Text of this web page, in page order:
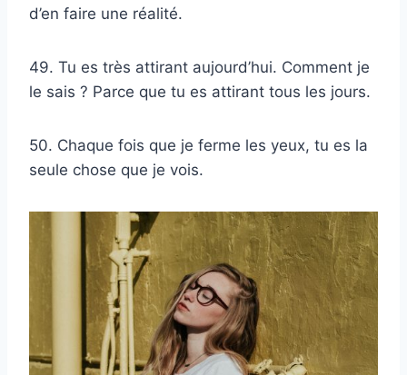
d’en faire une réalité.
49. Tu es très attirant aujourd’hui. Comment je
le sais ? Parce que tu es attirant tous les jours.
50. Chaque fois que je ferme les yeux, tu es la
seule chose que je vois.